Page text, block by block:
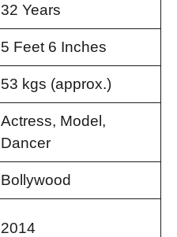
32 Years
5 Feet 6 Inches
53 kgs (approx.)
Actress, Model,
Dancer
Bollywood
2014